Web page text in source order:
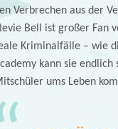
Verbrechen aus der
Bell ist großer Fan
Kriminalfälle – wie
kann sie
ums Leben